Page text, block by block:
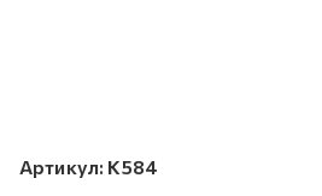
Артикул: K584